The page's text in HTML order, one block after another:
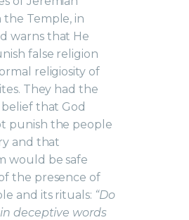
the Temple, in
warns that He
false religion
religiosity of
They had the
that God
punish the people
and that
would be safe
the presence of
and its rituals: “Do
deceptive words